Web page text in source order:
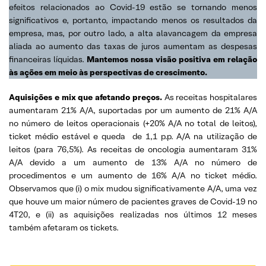
efeitos relacionados ao Covid-19 estão se tornando menos
significativos e, portanto, impactando menos os resultados da
empresa, mas, por outro lado, a alta alavancagem da empresa
aliada ao aumento das taxas de juros aumentam as despesas
financeiras líquidas. Mantemos nossa visão positiva em relação
às ações em meio às perspectivas de crescimento.
Aquisições e mix que afetando preços.As receitas hospitalares
aumentaram 21% A/A, suportadas por um aumento de 21% A/A
no número de leitos operacionais (+20% A/A no total de leitos),
ticket médio estável e queda de 1,1 p.p. A/A na utilização de
leitos (para 76,5%). As receitas de oncologia aumentaram 31%
A/A devido a um aumento de 13% A/A no número de
procedimentos e um aumento de 16% A/A no ticket médio.
Observamos que (i) o mix mudou significativamente A/A, uma vez
que houve um maior número de pacientes graves de Covid-19 no
4T20, e (ii) as aquisições realizadas nos últimos 12 meses
também afetaram os tickets.